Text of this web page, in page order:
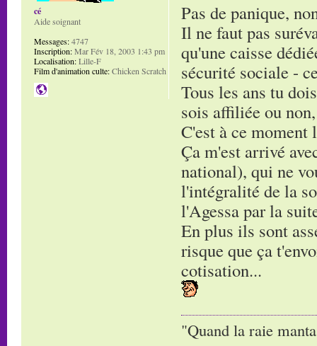
Pas de panique,
Il ne faut pas
qu'une caisse
sécurité sociale -
Tous les ans tu
sois affiliée ou
C'est à ce moment
Ça m'est arrivé
national), qui ne
l'intégralité de la
l'Agessa par la
En plus ils sont
risque que ça
cotisation...
"Quand la raie
cé
Aide soignant
Messages:4747
Inscription:Mar Fév 18, 2003 1:43 pm
Localisation:Lille-F
Film d'animation culte:Chicken Scratch